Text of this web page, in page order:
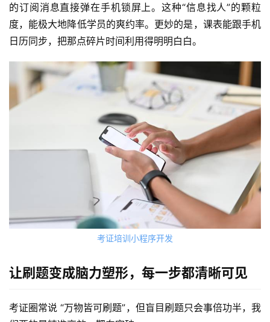
页
的订阅消息直接弹在手机锁屏上。这种“信息找人”的颗粒
度，能极大地降低学员的爽约率。更妙的是，课表能跟手机
日历同步，把那点碎片时间利用得明明白白。
考证培训小程序开发
让刷题变成脑力塑形，每一步都清晰可见
考证圈常说 “万物皆可刷题”，但盲目刷题只会事倍功半，我